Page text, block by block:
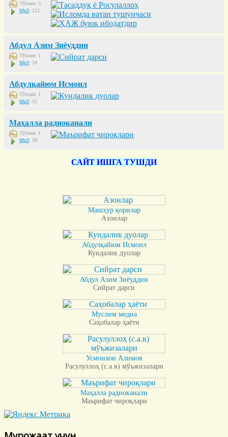
Тўплам: 3
Mp3: 212
Абдул Азим Зиёуддин
Тўплам: 1
Mp3: 24
Абдулқайюм Исмоил
Тўплам: 1
Mp3: 32
Маҳалла радиоканали
Тўплам: 1
Mp3: 28
САЙТ ИШГА ТУШДИ
Машҳур қорилар
Азонлар
Абдулқайюм Исмоил
Кундалик дуолар
Абдул Азим Зиёуддин
Сийрат дарси
Муслим медиа
Саҳобалар ҳаёти
Усмонхон Алимов
Расулуллоҳ (с.а.в) мўъжизалари
Маҳалла радиоканали
Маърифат чироқлари